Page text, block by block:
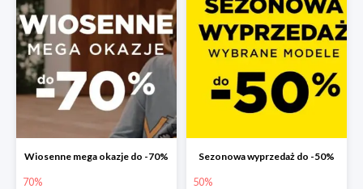
Wiosenne mega okazje do -70%
70%
Sezonowa wyprzedaż do -50%
50%